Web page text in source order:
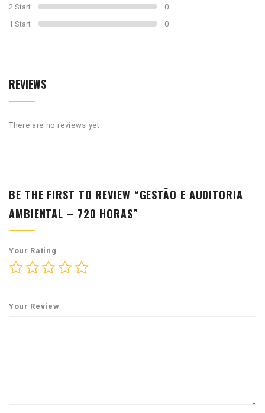
2 Start
0
1 Start
0
REVIEWS
There are no reviews yet.
BE THE FIRST TO REVIEW “GESTÃO E AUDITORIA
AMBIENTAL – 720 HORAS”
Your Rating
Your Review